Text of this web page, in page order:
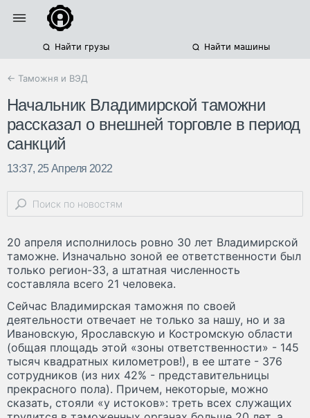
Найти грузы Найти машины
← Таможня и ВЭД
Начальник Владимирской таможни
рассказал о внешней торговле в период
санкций
13:37, 25 Апреля 2022
20 апреля исполнилось ровно 30 лет Владимирской
таможне. Изначально зоной ее ответственности был
только регион-33, а штатная численность
составляла всего 21 человека.
Сейчас Владимирская таможня по своей
деятельности отвечает не только за нашу, но и за
Ивановскую, Ярославскую и Костромскую области
(общая площадь этой «зоны ответственности» - 145
тысяч квадратных километров!), в ее штате - 376
сотрудников (из них 42% - представительницы
прекрасного пола). Причем, некоторые, можно
сказать, стояли «у истоков»: треть всех служащих